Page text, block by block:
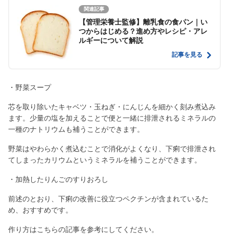
関連記事
【管理栄養士監修】離乳食の食パン｜い
つからはじめる？進め方やレシピ・アレ
ルギーについて解説
記事を見る
・野菜スープ
芯を取り除いたキャベツ・玉ねぎ・にんじんを細かく刻み煮込み
ます。少量の塩を加えることで便と一緒に排泄されるミネラルの
一種のナトリウムも補うことができます。
野菜はやわらかく煮込むことで消化がよくなり、下痢で排泄され
てしまったカリウムというミネラルを補うことができます。
・加熱したりんごのすりおろし
前述のとおり、下痢の改善に役立つペクチンが含まれているた
め、おすすめです。
作り方はこちらの記事を参考にしてください。